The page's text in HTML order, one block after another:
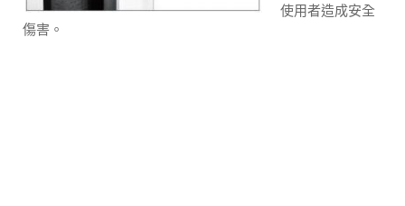
使用者造成安全
傷害。